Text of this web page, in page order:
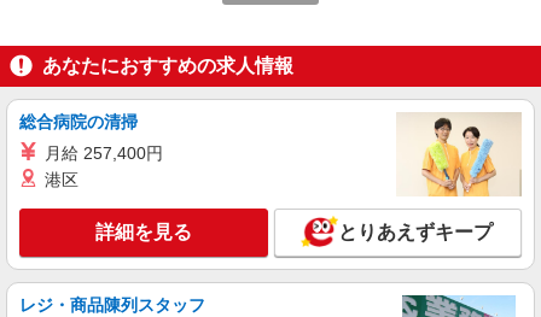
派遣社員
株式会社トラストグロース 新宿本社 第3営業部
時給：准看護師2100円〜/看護師2200円 ※資格
キープ 詳細を見る
職業紹介
あなたにおすすめの求人情報
総合病院の清掃
月給 257,400円
港区
詳細を見る とりあえずキープ
レジ・商品陳列スタッフ